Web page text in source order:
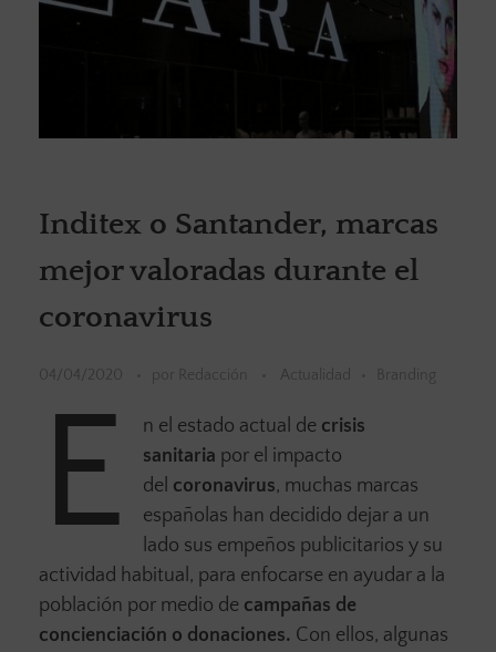
Inditex o Santander, marcas
mejor valoradas durante el
coronavirus
04/04/2020 por Redacción Actualidad Branding
E n el estado actual de crisis
sanitaria por el impacto
del coronavirus, muchas marcas
españolas han decidido dejar a un
lado sus empeños publicitarios y su
actividad habitual, para enfocarse en ayudar a la
población por medio de campañas de
concienciación o donaciones. Con ellos, algunas